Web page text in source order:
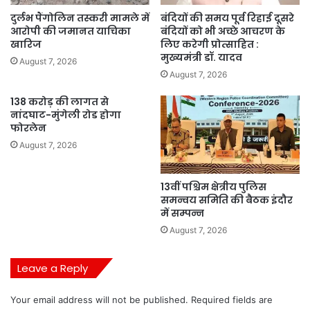
दुर्लभ पैंगोलिन तस्करी मामले में
आरोपी की जमानत याचिका
खारिज
August 7, 2026
बंदियों की समय पूर्व रिहाई दूसरे
बंदियों को भी अच्छे आचरण के
लिए करेगी प्रोत्साहित :
मुख्यमंत्री डॉ. यादव
August 7, 2026
138 करोड़ की लागत से
नांदघाट-मुंगेली रोड होगा
फोरलेन
August 7, 2026
13वीं पश्चिम क्षेत्रीय पुलिस
समन्वय समिति की बैठक इंदौर
में सम्पन्न
August 7, 2026
Leave a Reply
Your email address will not be published. Required fields are